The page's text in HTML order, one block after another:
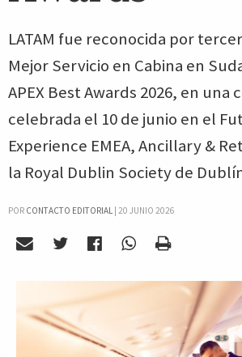
LATAM fue reconocida por
Mejor Servicio en Cabina en
APEX Best Awards 2026, en una
celebrada el 10 de junio en el
Experience EMEA, Ancillary &
la Royal Dublin Society de
POR CONTACTO EDITORIAL| 20 JUNIO 2026